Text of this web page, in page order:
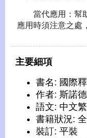
當代應用：幫助
應用時須注意之處
主要細項
書名: 國際
作者: 斯諾
語文: 中文
書籍狀況:
裝訂: 平裝